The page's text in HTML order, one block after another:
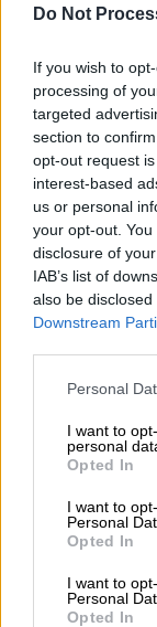
Do Not
If you wish to
processing of
targeted
section to
opt-out request
interest-based
us or personal
your opt-out.
disclosure of
IAB’s list of
also be
Downstream
Please note that
not limited to
grant or deny
use your data
consent section.
Personal
I want to
personal
Opted In
I want to
Personal
Opted In
I want to
Personal
Opted In
που έπεσαν
των
πανελλήνιες
λίγο μετά
Το
και τις
μαθήματα
ΔΙΑΒΑΣΤΕ
Παιδεία|